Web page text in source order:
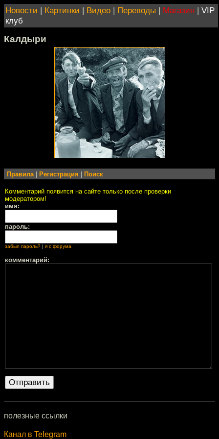
Новости | Картинки | Видео | Переводы | Магазин | VIP
клуб
Калдыри
Правила Регистрация Поиск
Комментарий появится на сайте только после проверки
модератором!
имя:
пароль:
забыл пароль? | я с форума
комментарий:
полезные ссылки
Канал в Telegram